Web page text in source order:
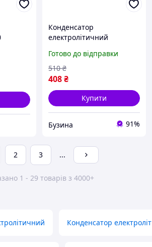
Конденсатор
електролітичний
100мкФ 450В 105С buzyna
Готово до відправки
408₴
510 ₴
Купити
Бузина 91%
2 3 ...
1 - 29 товарів з 4000+
Конденсатор